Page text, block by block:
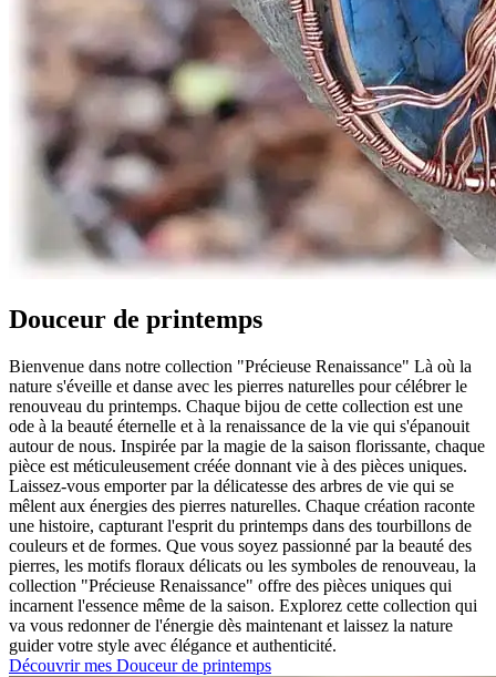
Douceur de printemps
Bienvenue dans notre collection "Précieuse Renaissance" Là où la
nature s'éveille et danse avec les pierres naturelles pour célébrer le
renouveau du printemps. Chaque bijou de cette collection est une
ode à la beauté éternelle et à la renaissance de la vie qui s'épanouit
autour de nous. Inspirée par la magie de la saison florissante, chaque
pièce est méticuleusement créée donnant vie à des pièces uniques.
Laissez-vous emporter par la délicatesse des arbres de vie qui se
mêlent aux énergies des pierres naturelles. Chaque création raconte
une histoire, capturant l'esprit du printemps dans des tourbillons de
couleurs et de formes. Que vous soyez passionné par la beauté des
pierres, les motifs floraux délicats ou les symboles de renouveau, la
collection "Précieuse Renaissance" offre des pièces uniques qui
incarnent l'essence même de la saison. Explorez cette collection qui
va vous redonner de l'énergie dès maintenant et laissez la nature
guider votre style avec élégance et authenticité.
Découvrir mes Douceur de printemps